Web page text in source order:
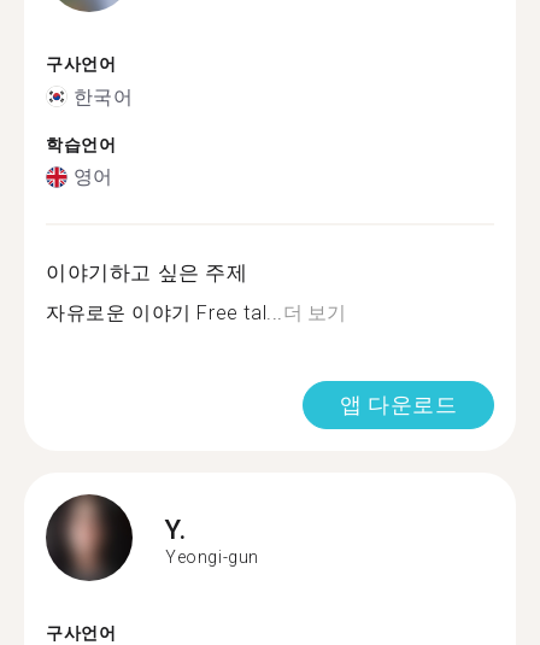
구사언어
한국어
학습언어
영어
이야기하고 싶은 주제
자유로운 이야기 Free tal...더 보기
앱 다운로드
Y.
Yeongi-gun
구사언어